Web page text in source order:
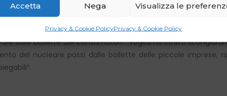
Accetta Nega Visualizza le
Privacy & Cookie PolicyPrivacy & Cookie Policy
del nucleare deve avere una programmazione
sulle bollette dei consumatori. “Vogliamo infatti
del nucleare passi dalle bollette delle piccole imprese,